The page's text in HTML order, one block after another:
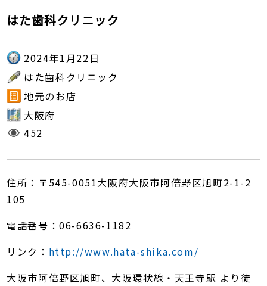
はた歯科クリニック
2024年1月22日
はた歯科クリニック
地元のお店
大阪府
452
住所：〒545-0051大阪府大阪市阿倍野区旭町2-1-2
105
電話番号：06-6636-1182
リンク： http://www.hata-shika.com/
大阪市阿倍野区旭町、大阪環状線・天王寺駅 より徒